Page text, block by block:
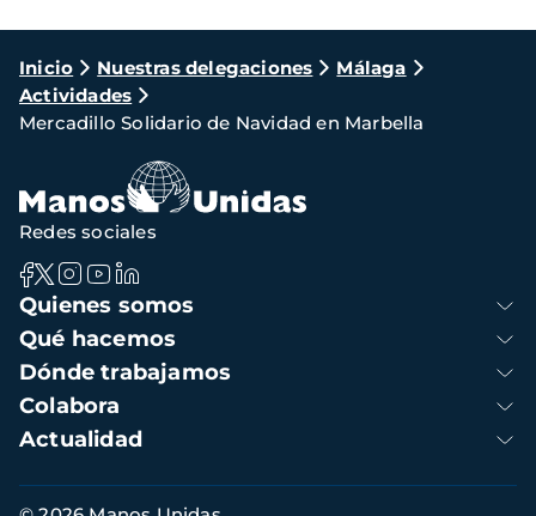
Ruta
de
navegación
Inicio Nuestras delegaciones
Málaga
Actividades
Mercadillo Solidario de Navidad en Marbella
Navegación
principal
Quienes somos
Qué hacemos
Dónde trabajamos
Colabora
Actualidad
Redes sociales